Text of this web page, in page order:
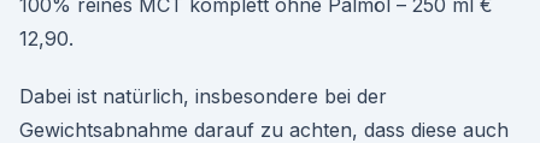
100% reines MCT komplett ohne Palmöl – 250 ml €
12,90.
Dabei ist natürlich, insbesondere bei der
Gewichtsabnahme darauf zu achten, dass diese auch